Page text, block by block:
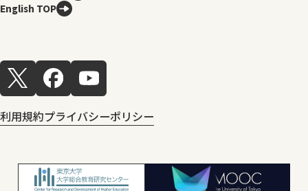
English TOP
利用規約プライバシーポリシー